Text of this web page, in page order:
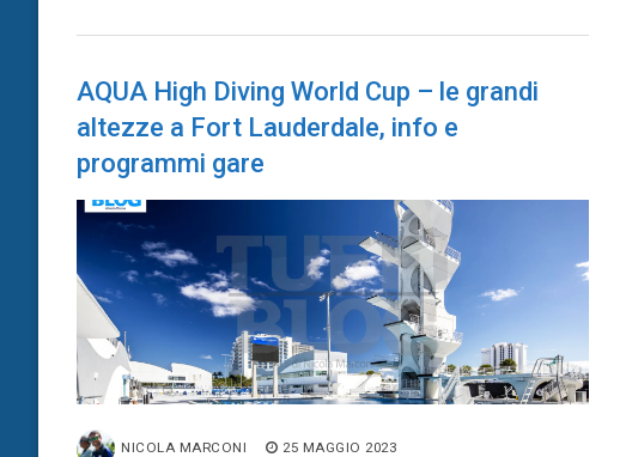
AQUA High Diving World Cup – le grandi
altezze a Fort Lauderdale, info e
programmi gare
NICOLA MARCONI 25 MAGGIO 2023